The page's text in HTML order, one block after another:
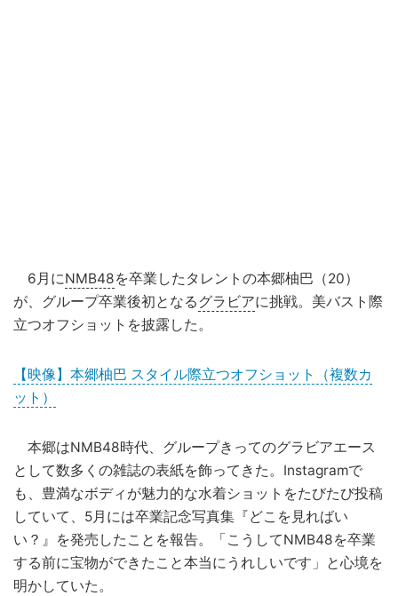
6月にNMB48を卒業したタレントの本郷柚巴（20）
が、グループ卒業後初となるグラビアに挑戦。美バスト際
立つオフショットを披露した。
【映像】本郷柚巴 スタイル際立つオフショット（複数カ
ット）
本郷はNMB48時代、グループきってのグラビアエース
として数多くの雑誌の表紙を飾ってきた。Instagramで
も、豊満なボディが魅力的な水着ショットをたびたび投稿
していて、5月には卒業記念写真集『どこを見ればい
い？』を発売したことを報告。「こうしてNMB48を卒業
する前に宝物ができたこと本当にうれしいです」と心境を
明かしていた。